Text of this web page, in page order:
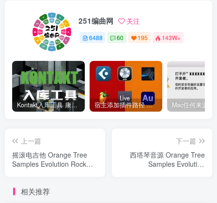
251编曲网 关注
6488 60 195 143W+
Kontakt入库工具 康泰克入库教程 宿主添加插件路径 插件路径设置 VSTPlugins路径
上一篇
摇滚电吉他 Orange Tree
Samples Evolution Rock
下一篇
西塔琴音源 Orange Tree
Samples Evolution
相关推荐